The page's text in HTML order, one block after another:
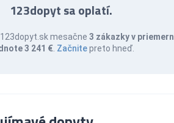
123dopyt sa oplatí.
123dopyt.sk mesačne3 zákazky v
3 241 € Začnitepreto hneď.